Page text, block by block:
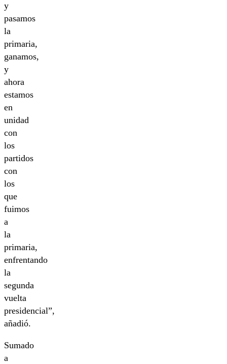
y
pasamos
la
primaria,
ganamos,
y
ahora
estamos
en
unidad
con
los
partidos
con
los
que
fuimos
a
la
primaria,
enfrentando
la
segunda
vuelta
presidencial”,
añadió.
Sumado
a